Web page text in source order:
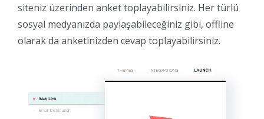
siteniz üzerinden anket toplayabilirsiniz. Her türlü
sosyal medyanızda paylaşabileceğiniz gibi, offline
olarak da anketinizden cevap toplayabilirsiniz.